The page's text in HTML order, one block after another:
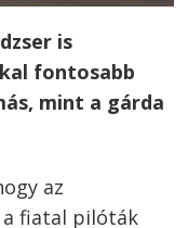
is
fontosabb
mint a gárda
az
fiatal pilóták